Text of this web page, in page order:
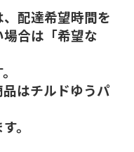
配達希望時間を
合は「希望な
はチルドゆうパ
。